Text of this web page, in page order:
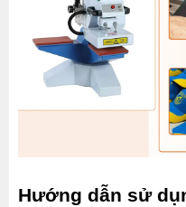
Hướng dẫn sử